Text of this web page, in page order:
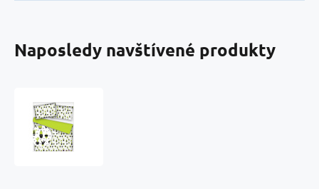
Naposledy navštívené produkty